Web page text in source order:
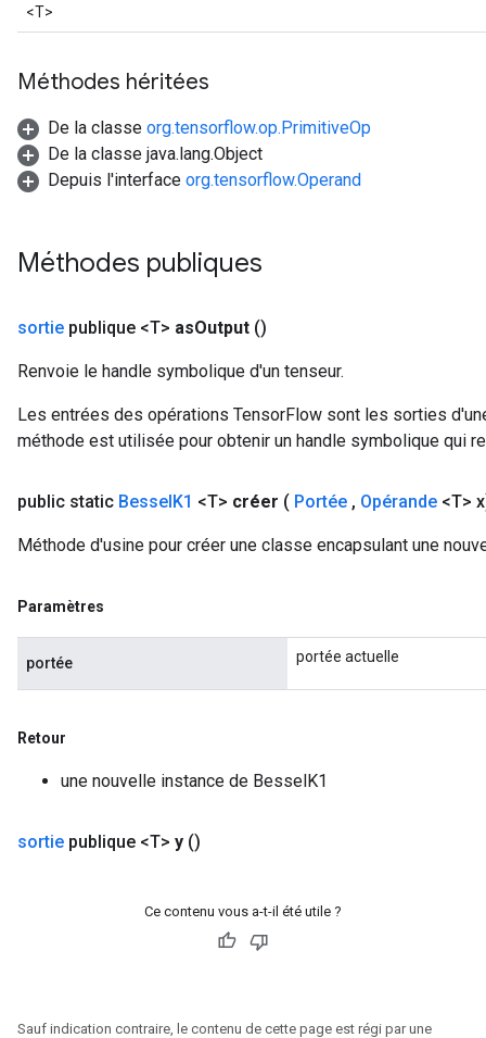
<T>
Méthodes héritées
De la classe org.tensorflow.op.PrimitiveOp
De la classe java.lang.Object
Depuis l'interface org.tensorflow.Operand
Méthodes publiques
sortie publique <T> asOutput ()
Renvoie le handle symbolique d'un tenseur.
Les entrées des opérations TensorFlow sont les sorties
méthode est utilisée pour obtenir un handle symbolique qui
public static BesselK1 <T> créer ( Portée , Opérande <T>
Méthode d'usine pour créer une classe encapsulant une
Paramètres
portée portée actuelle
Retour
une nouvelle instance de BesselK1
sortie publique <T> y ()
Ce contenu vous a-t-il été utile ?
Sauf indication contraire, le contenu de cette page est régi par une